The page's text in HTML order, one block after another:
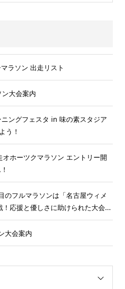
ラソン 出走リスト
大会案内
ニングフェスタ in 味の素スタジア
う！
ホーツクマラソン エントリー開
のフルマラソンは「名古屋ウィメ
応援と優しさに助けられた大会...
大会案内